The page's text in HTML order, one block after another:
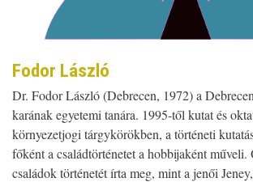
Fodor László
Dr. Fodor László (Debrecen, 1972) a
karának egyetemi tanára. 1995-től kutat és
környezetjogi tárgykörökben, a történeti
főként a családtörténetet a hobbijaként műveli.
családok történetét írta meg, mint a jenői